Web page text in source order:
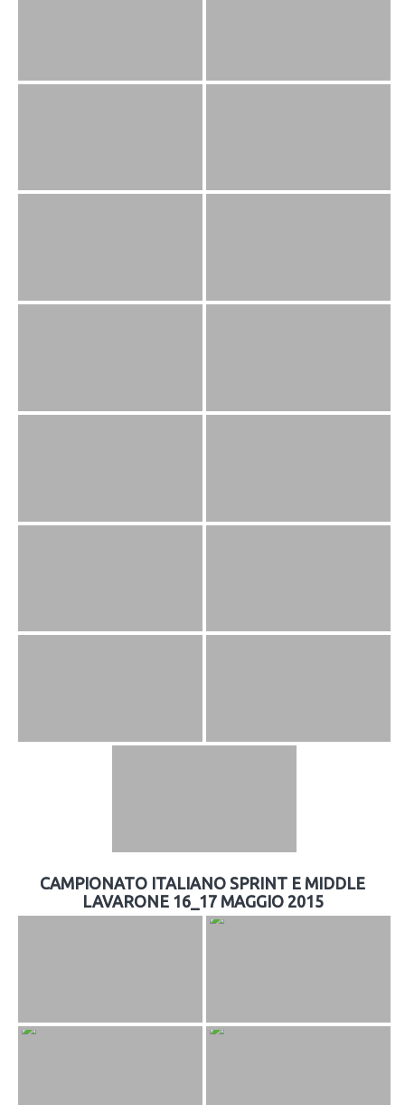
CAMPIONATO ITALIANO SPRINT E MIDDLE
LAVARONE 16_17 MAGGIO 2015